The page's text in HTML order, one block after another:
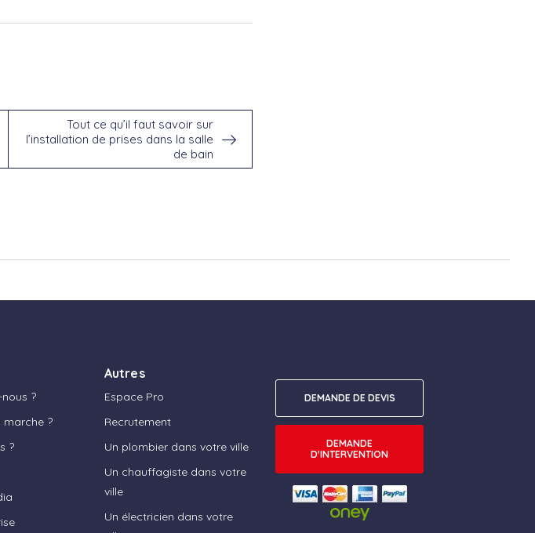
Tout ce qu’il faut savoir sur
l’installation de prises dans la salle
de bain
?
marche ?
?
Autres
Espace Pro
Recrutement
Un plombier dans votre ville
Un chauffagiste dans votre
ville
Un électricien dans votre
DEMANDE DE DEVIS
DEMANDE
D'INTERVENTION